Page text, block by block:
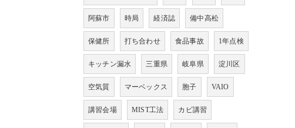
阿蘇市 時局 経済誌 備中高松
保健所 打ち合わせ 食品事故 1年点検
キッチン漏水 三重県 岐阜県 淀川区
空気質 マーベックス 胞子 VAIO
講習会場 MIST工法 カビ講習